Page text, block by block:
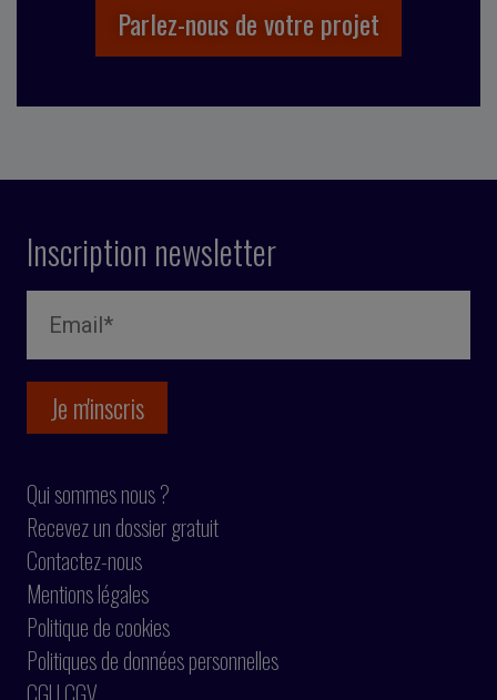
Parlez-nous de votre projet
Inscription newsletter
Qui sommes nous ?
Recevez un dossier gratuit
Contactez-nous
Mentions légales
Politique de cookies
Politiques de données personnelles